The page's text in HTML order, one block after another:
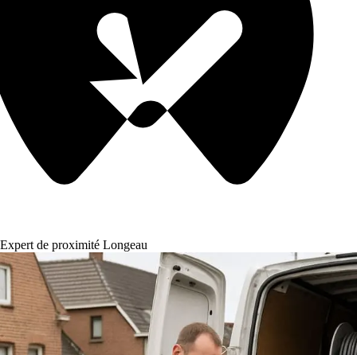
Expert de proximité Longeau